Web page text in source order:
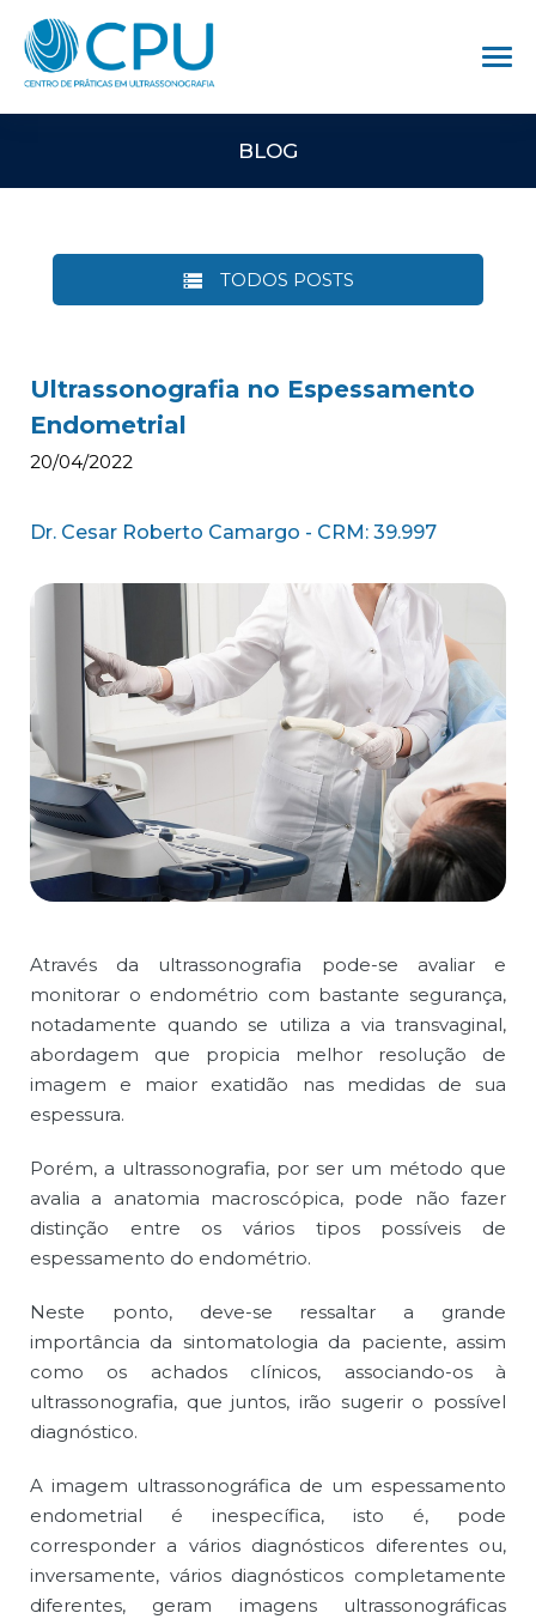
BLOG
TODOS POSTS
Ultrassonografia no Espessamento
Endometrial
20/04/2022
Dr. Cesar Roberto Camargo - CRM: 39.997
Através da ultrassonografia pode-se avaliar e
monitorar o endométrio com bastante segurança,
notadamente quando se utiliza a via transvaginal,
abordagem que propicia melhor resolução de
imagem e maior exatidão nas medidas de sua
espessura.
Porém, a ultrassonografia, por ser um método que
avalia a anatomia macroscópica, pode não fazer
distinção entre os vários tipos possíveis de
espessamento do endométrio.
Neste ponto, deve-se ressaltar a grande
importância da sintomatologia da paciente, assim
como os achados clínicos, associando-os à
ultrassonografia, que juntos, irão sugerir o possível
diagnóstico.
A imagem ultrassonográfica de um espessamento
endometrial é inespecífica, isto é, pode
corresponder a vários diagnósticos diferentes ou,
inversamente, vários diagnósticos completamente
diferentes, geram imagens ultrassonográficas